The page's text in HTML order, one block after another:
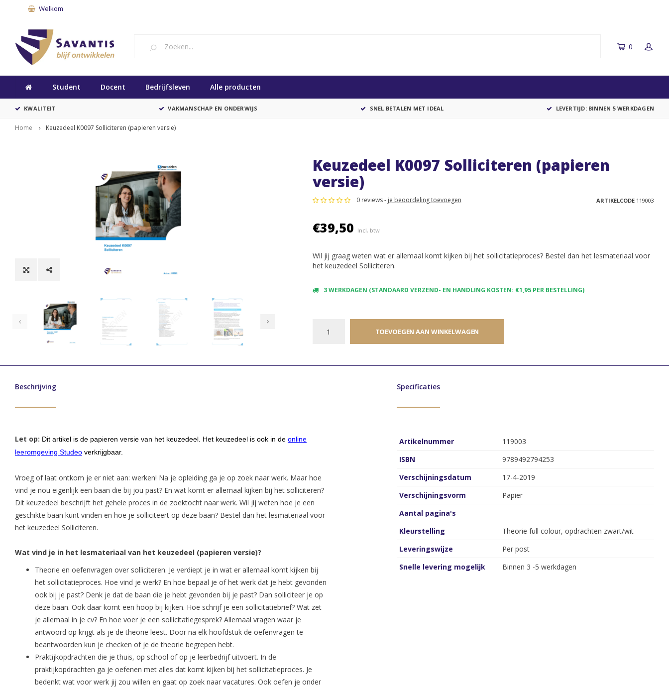
Welkom
0
Student Docent Bedrijfsleven Alle producten
KWALITEIT VAKMANSCHAP EN ONDERWIJS SNEL BETALEN MET IDEAL LEVERTIJD: BINNEN 5 WERKDAGEN
Home Keuzedeel K0097 Solliciteren (papieren versie)
Keuzedeel K0097 Solliciteren (papieren
versie)
0 reviews - je beoordeling toevoegen ARTIKELCODE119003
€39,50 Incl. btw
Wil jij graag weten wat er allemaal komt kijken bij het sollicitatieproces? Bestel dan het lesmateriaal voor
het keuzedeel Solliciteren.
3 WERKDAGEN (STANDAARD VERZEND- EN HANDLING KOSTEN: €1,95 PER BESTELLING)
TOEVOEGEN AAN WINKELWAGEN
Beschrijving Specificaties
Let op: Dit artikel is de papieren versie van het keuzedeel. Het keuzedeel is ook in de online
leeromgeving Studeo verkrijgbaar.
Vroeg of laat ontkom je er niet aan: werken! Na je opleiding ga je op zoek naar werk. Maar hoe
vind je nou eigenlijk een baan die bij jou past? En wat komt er allemaal kijken bij het solliciteren?
Dit keuzedeel beschrijft het gehele proces in de zoektocht naar werk. Wil jij weten hoe je een
geschikte baan kunt vinden en hoe je solliciteert op deze baan? Bestel dan het lesmateriaal voor
het keuzedeel Solliciteren.
Wat vind je in het lesmateriaal van het keuzedeel (papieren versie)?
Theorie en oefenvragen over solliciteren. Je verdiept je in wat er allemaal komt kijken bij
het sollicitatieproces. Hoe vind je werk? En hoe bepaal je of het werk dat je hebt gevonden
ook bij je past? Denk je dat de baan die je hebt gevonden bij je past? Dan solliciteer je op
deze baan. Ook daar komt een hoop bij kijken. Hoe schrijf je een sollicitatiebrief? Wat zet
je allemaal in je cv? En hoe voer je een sollicitatiegesprek? Allemaal vragen waar je
antwoord op krijgt als je de theorie leest. Door na elk hoofdstuk de oefenvragen te
beantwoorden kun je checken of je de theorie begrepen hebt.
Praktijkopdrachten die je thuis, op school of op je leerbedrijf uitvoert. In de
praktijkopdrachten ga je oefenen met alles dat komt kijken bij het sollicitatieproces. Je
bedenkt wat voor werk jij zou willen en gaat op zoek naar vacatures. Ook oefen je onder
Artikelnummer
119003
ISBN
9789492794253
Verschijningsdatum
17-4-2019
Verschijningsvorm
Papier
Aantal pagina's
Kleurstelling
Theorie full colour, opdrachten zwart/wit
Leveringswijze
Per post
Snelle levering mogelijk
Binnen 3 -5 werkdagen